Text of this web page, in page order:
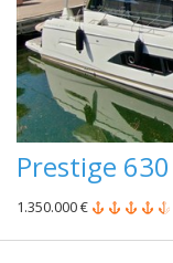
Prestige 630
1.350.000 €